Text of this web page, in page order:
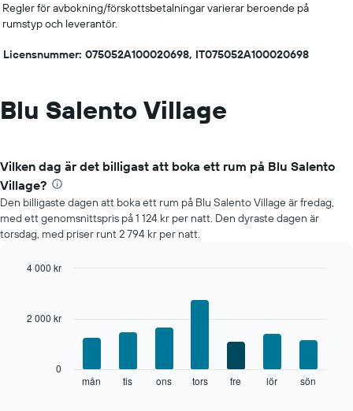
Regler för avbokning/förskottsbetalningar varierar beroende på
rumstyp och leverantör.
Licensnummer: 075052A100020698, IT075052A100020698
Blu Salento Village
Vilken dag är det billigast att boka ett rum på Blu Salento
Village?
Den billigaste dagen att boka ett rum på Blu Salento Village är fredag,
med ett genomsnittspris på 1 124 kr per natt. Den dyraste dagen är
torsdag, med priser runt 2 794 kr per natt.
Diagrammet
mån tis ons tors fre lör sön
0
2 000 kr
4 000 kr